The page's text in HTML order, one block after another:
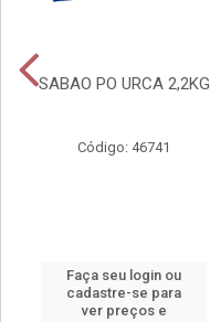
SABAO PO URCA 2,2KG
Código: 46741
Faça seu login ou
cadastre-se para
ver preços e